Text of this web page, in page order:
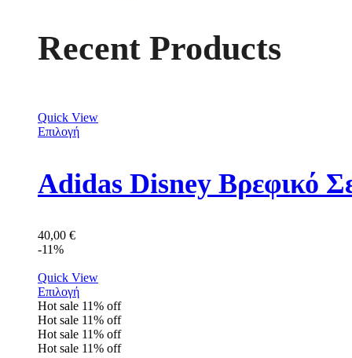
Recent Products
Quick View
Επιλογή
Adidas Disney Βρεφικό
40,00 €
-11%
Quick View
Επιλογή
Hot sale 11% off
Hot sale 11% off
Hot sale 11% off
Hot sale 11% off